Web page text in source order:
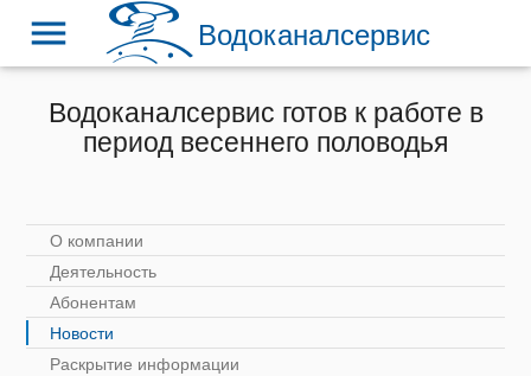
Водоканалсервис
menu
Водоканалсервис готов к работе в
период весеннего половодья
О компании
Деятельность
Абонентам
Новости
Раскрытие информации